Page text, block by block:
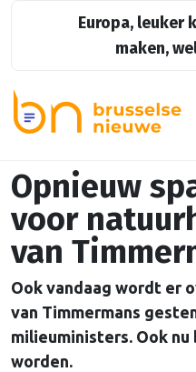
Europa, leuker
maken,
Opnieuw
voor
van
Ook vandaag wordt er
van Timmermans
milieuministers. Ook
worden.